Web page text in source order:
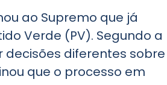
ao Supremo que já
Verde (PV). Segundo a
diferentes sobre
que o processo em